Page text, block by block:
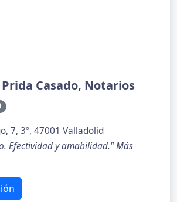
Casado, Notarios
7, 3º, 47001 Valladolid
Efectividad y amabilidad."Más